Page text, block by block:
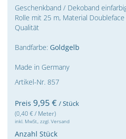
Geschenkband / Dekoband
Rolle mit 25 m, Material
Qualität
Bandfarbe: Goldgelb
Made in Germany
Artikel-Nr. 857
Preis 9,95 € / Stück
(0,40 € / Meter)
inkl. MwSt., zzgl. Versand
Anzahl Stück